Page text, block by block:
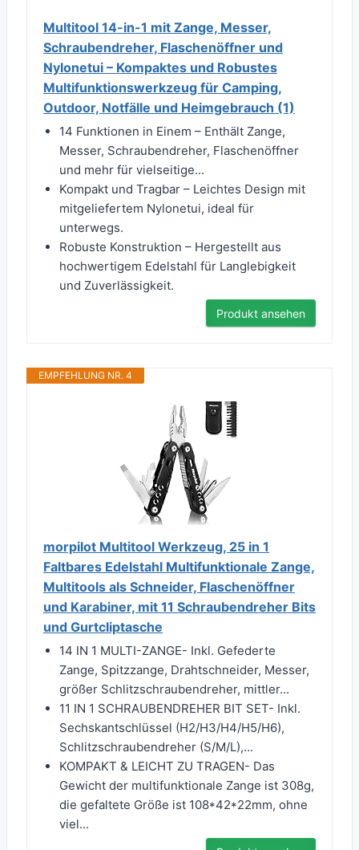
Multitool 14-in-1 mit Zange, Messer,
Schraubendreher, Flaschenöffner und
Nylonetui – Kompaktes und Robustes
Multifunktionswerkzeug für Camping,
Outdoor, Notfälle und Heimgebrauch (1)
14 Funktionen in Einem – Enthält Zange,
Messer, Schraubendreher, Flaschenöffner
und mehr für vielseitige...
Kompakt und Tragbar – Leichtes Design mit
mitgeliefertem Nylonetui, ideal für
unterwegs.
Robuste Konstruktion – Hergestellt aus
hochwertigem Edelstahl für Langlebigkeit
und Zuverlässigkeit.
Produkt ansehen
EMPFEHLUNG NR. 4
morpilot Multitool Werkzeug, 25 in 1
Faltbares Edelstahl Multifunktionale Zange,
Multitools als Schneider, Flaschenöffner
und Karabiner, mit 11 Schraubendreher Bits
und Gurtcliptasche
14 IN 1 MULTI-ZANGE- Inkl. Gefederte
Zange, Spitzzange, Drahtschneider, Messer,
größer Schlitzschraubendreher, mittler...
11 IN 1 SCHRAUBENDREHER BIT SET- Inkl.
Sechskantschlüssel (H2/H3/H4/H5/H6),
Schlitzschraubendreher (S/M/L),...
KOMPAKT & LEICHT ZU TRAGEN- Das
Gewicht der multifunktionale Zange ist 308g,
die gefaltete Größe ist 108*42*22mm, ohne
viel...